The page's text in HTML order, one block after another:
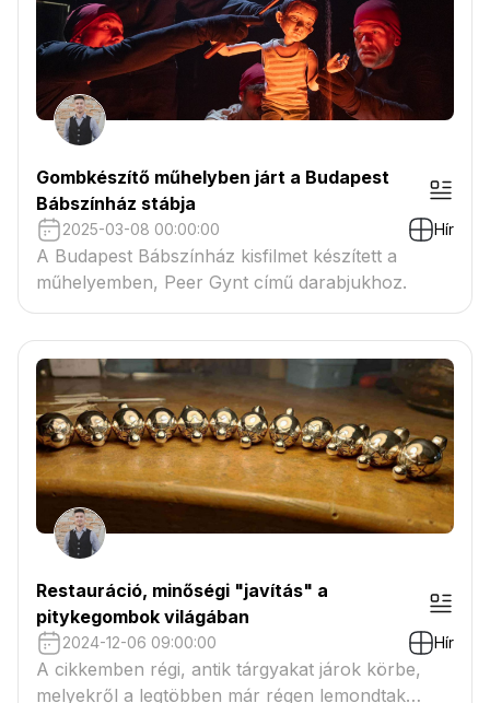
Gombkészítő műhelyben járt a Budapest
Bábszínház stábja
2025-03-08 00:00:00 Hír
A Budapest Bábszínház kisfilmet készített a
műhelyemben, Peer Gynt című darabjukhoz.
Restauráció, minőségi "javítás" a
pitykegombok világában
2024-12-06 09:00:00 Hír
A cikkemben régi, antik tárgyakat járok körbe,
melyekről a legtöbben már régen lemondtak